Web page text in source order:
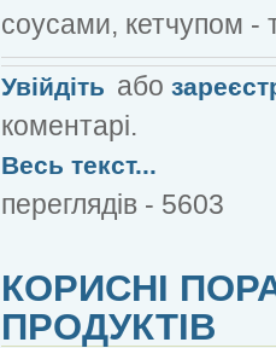
соусами, кетчупом
Увійдіть або
коментарі.
Весь текст...
переглядів - 5603
КОРИСНІ
ПРОДУКТІВ